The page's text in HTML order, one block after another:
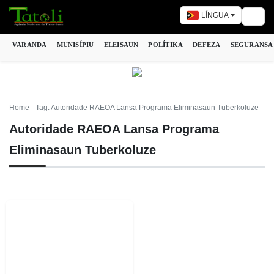
LÍNGUA
VARANDA MUNISÍPIU ELEISAUN POLÍTIKA DEFEZA SEGURANSA
Home Tag: Autoridade RAEOA Lansa Programa Eliminasaun Tuberkoluze
Autoridade RAEOA Lansa Programa
Eliminasaun Tuberkoluze